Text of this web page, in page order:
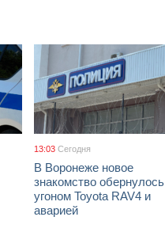
13:03 Сегодня
В Воронеже новое
знакомство обернулось
угоном Toyota RAV4 и
аварией